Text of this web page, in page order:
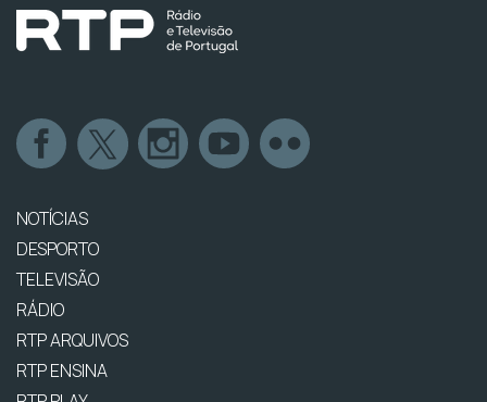
NOTÍCIAS
DESPORTO
TELEVISÃO
RÁDIO
RTP ARQUIVOS
RTP ENSINA